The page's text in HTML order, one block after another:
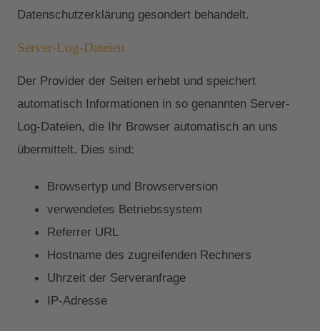
Datenschutzerklärung gesondert behandelt.
Server-Log-Dateien
Der Provider der Seiten erhebt und speichert
automatisch Informationen in so genannten Server-
Log-Dateien, die Ihr Browser automatisch an uns
übermittelt. Dies sind:
Browsertyp und Browserversion
verwendetes Betriebssystem
Referrer URL
Hostname des zugreifenden Rechners
Uhrzeit der Serveranfrage
IP-Adresse